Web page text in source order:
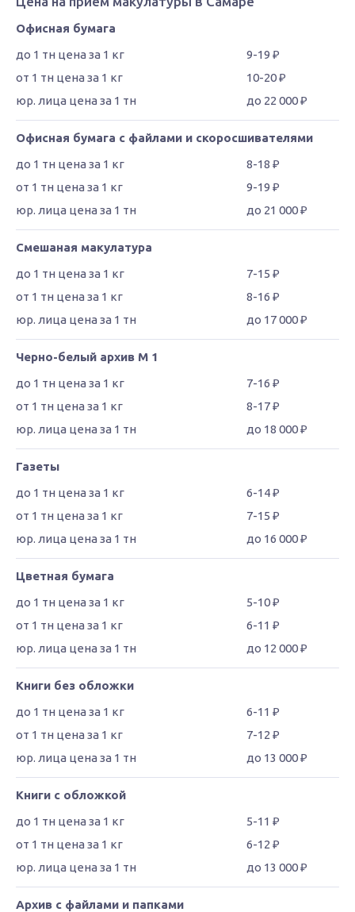
Офисная бумага
9-19 ₽
10-20 ₽
до 22 000 ₽
Офисная бумага с файлами и скоросшивателями
8-18 ₽
9-19 ₽
до 21 000 ₽
Смешаная макулатура
7-15 ₽
8-16 ₽
до 17 000 ₽
Черно-белый архив М 1
7-16 ₽
8-17 ₽
до 18 000 ₽
Газеты
6-14 ₽
7-15 ₽
до 16 000 ₽
Цветная бумага
5-10 ₽
6-11 ₽
до 12 000 ₽
Книги без обложки
6-11 ₽
7-12 ₽
до 13 000 ₽
Книги с обложкой
5-11 ₽
6-12 ₽
до 13 000 ₽
Архив с файлами и папками